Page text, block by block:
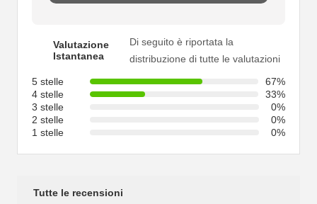
Valutazione
Istantanea
Di seguito è riportata la
distribuzione di tutte le valutazioni
5 stelle
67%
4 stelle
33%
3 stelle
0%
2 stelle
0%
1 stelle
0%
Tutte le recensioni